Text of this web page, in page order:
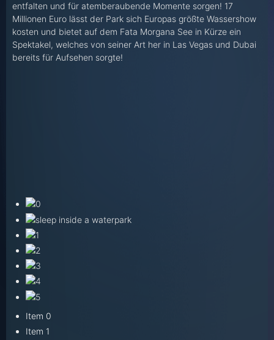
entfalten und für atemberaubende Momente sorgen! 17
Millionen Euro lässt der Park sich Europas größte Wassershow
kosten und bietet auf dem Fata Morgana See in Kürze ein
Spektakel, welches von seiner Art her in Las Vegas und Dubai
bereits für Aufsehen sorgte!
Item 0
Item 1